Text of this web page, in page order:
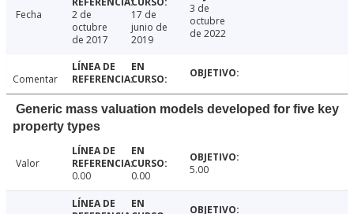
Fecha
2 de
octubre
de 2017
17 de
junio de
2019
3 de
octubre
de 2022
Comentar
Generic mass valuation models developed for five key
property types
Valor
0.00
0.00 5.00